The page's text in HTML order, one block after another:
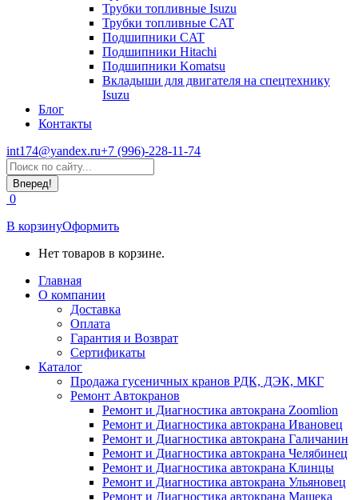
Трубки топливные Isuzu
Трубки топливные CAT
Подшипники CAT
Подшипники Hitachi
Подшипники Komatsu
Вкладыши для двигателя на спецтехнику
Isuzu
Блог
Контакты
int174@yandex.ru+7 (996)-228-11-74
Страница
WhatsApp
открывается
в
новом
окне
Поиск:
0
В корзинуОформить
Нет товаров в корзине.
Главная
О компании
Доставка
Оплата
Гарантия и Возврат
Сертификаты
Каталог
Продажа гусеничных кранов РДК, ДЭК, МКГ
Ремонт Автокранов
Ремонт и Диагностика автокрана Zoomlion
Ремонт и Диагностика автокрана Ивановец
Ремонт и Диагностика автокрана Галичанин
Ремонт и Диагностика автокрана Челябинец
Ремонт и Диагностика автокрана Клинцы
Ремонт и Диагностика автокрана Ульяновец
Ремонт и Диагностика автокрана Машека